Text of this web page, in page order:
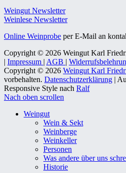
Weingut Newsletter
Weinlese Newsletter
Online Weinprobe per E-Mail an
Copyright © 2026 Weingut Karl
| Impressum | AGB |
Copyright © 2026 Weingut Karl
vorbehalten. Datenschutzerklärung |
Responsive Style nach Ralf
Nach oben scrollen
Weingut
Wein & Sekt
Weinberge
Weinkeller
Personen
Was andere über uns
Historie